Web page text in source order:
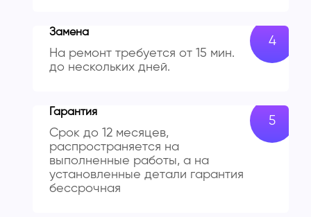
Замена
На ремонт требуется от 15 мин.
до нескольких дней.
Гарантия
Срок до 12 месяцев,
распространяется на
выполненные работы, а на
установленные детали гарантия
бессрочная